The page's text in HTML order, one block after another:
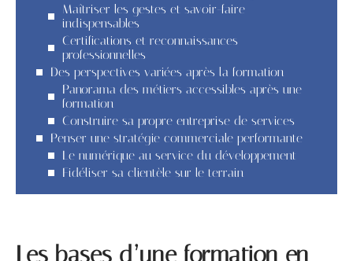
Maîtriser les gestes et savoir-faire
indispensables
Certifications et reconnaissances
professionnelles
Des perspectives variées après la formation
Panorama des métiers accessibles après une
formation
Construire sa propre entreprise de services
Penser une stratégie commerciale performante
Le numérique au service du développement
Fidéliser sa clientèle sur le terrain
Les bases d’une formation en